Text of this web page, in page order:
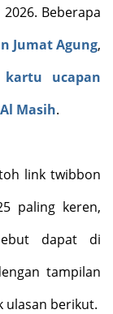
Beberapa
Jumat Agung,
kartu ucapan
Masih.
link twibbon
paling keren,
dapat di
tampilan
ulasan berikut.